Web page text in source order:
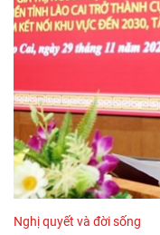
Nghị quyết và đời sống